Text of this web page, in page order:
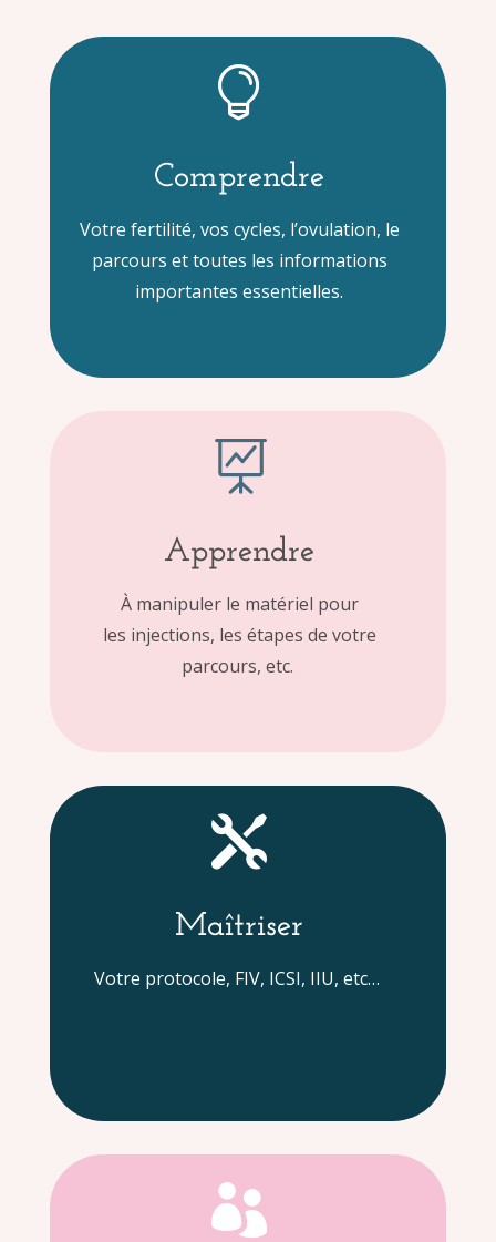

Comprendre
Votre fertilité, vos cycles, l’ovulation, le
parcours et toutes les informations
importantes essentielles.

Apprendre
À manipuler le matériel pour
les injections, les étapes de votre
parcours, etc.

Maîtriser
Votre protocole, FIV, ICSI, IIU, etc…
